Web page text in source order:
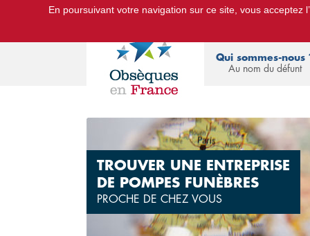
Le Portail d'Informations Obsèques :devis
Qui sommes-nous
Au nom du défunt
TROUVER UNE ENTREPRISE
DE POMPES FUNÈBRES
PROCHE DE CHEZ VOUS
En poursuivant votre navigation sur ce site, vous